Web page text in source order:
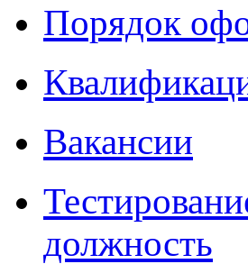
Порядок
Вакансии
должность